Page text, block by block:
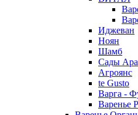
Иджеван
Ноян
Шамб
Сады
Агроянс
te Gusto
Варга -
Варенье